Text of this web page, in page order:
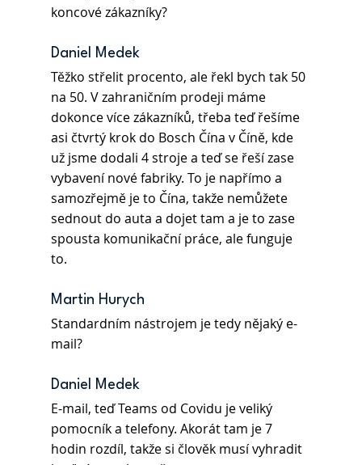
koncové zákazníky?
Daniel Medek
Těžko střelit procento, ale řekl bych tak 50
na 50. V zahraničním prodeji máme
dokonce více zákazníků, třeba teď řešíme
asi čtvrtý krok do Bosch Čína v Číně, kde
už jsme dodali 4 stroje a teď se řeší zase
vybavení nové fabriky. To je napřímo a
samozřejmě je to Čína, takže nemůžete
sednout do auta a dojet tam a je to zase
spousta komunikační práce, ale funguje
to.
Martin Hurych
Standardním nástrojem je tedy nějaký e-
mail?
Daniel Medek
E-mail, teď Teams od Covidu je veliký
pomocník a telefony. Akorát tam je 7
hodin rozdíl, takže si člověk musí vyhradit